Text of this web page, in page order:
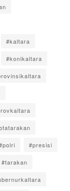
#kaltara
#konikaltara
#presisi
#tarakan